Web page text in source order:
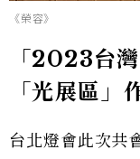
《榮容》
「2023台
「光展區」
台北燈會此次共